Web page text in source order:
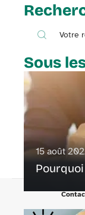
Sous
15 août